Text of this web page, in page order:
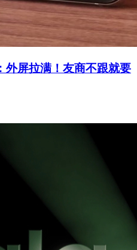
外屏拉满！友商不跟就要